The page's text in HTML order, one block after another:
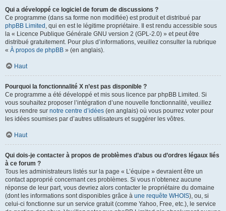
Qui a développé ce logiciel de forum de discussions ?
Ce programme (dans sa forme non modifiée) est produit et distribué par
phpBB Limited , qui en est le légitime propriétaire. Il est rendu accessible sous
la « Licence Publique Générale GNU version 2 (GPL-2.0) » et peut être
distribué gratuitement. Pour plus d’informations, veuillez consulter la rubrique
« À propos de phpBB » (en anglais).
Haut
Pourquoi la fonctionnalité X n’est pas disponible ?
Ce programme a été développé et mis sous licence par phpBB Limited. Si
vous souhaitez proposer l’intégration d’une nouvelle fonctionnalité, veuillez
vous rendre sur notre centre d’idées (en anglais) où vous pourrez voter pour
les idées soumises par d’autres utilisateurs et suggérer les vôtres.
Haut
Qui dois-je contacter à propos de problèmes d’abus ou d’ordres légaux liés
à ce forum ?
Tous les administrateurs listés sur la page « L’équipe » devraient être un
contact approprié concernant ces problèmes. Si vous n’obtenez aucune
réponse de leur part, vous devriez alors contacter le propriétaire du domaine
(dont les informations sont disponibles grâce à une requête WHOIS), ou, si
celui-ci fonctionne sur un service gratuit (comme Yahoo, Free, etc.), le service